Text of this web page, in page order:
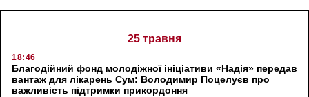
25 травня
18:46
Благодійний фонд молодіжної ініціативи «Надія» передав
вантаж для лікарень Сум: Володимир Поцелуєв про
важливість підтримки прикордоння